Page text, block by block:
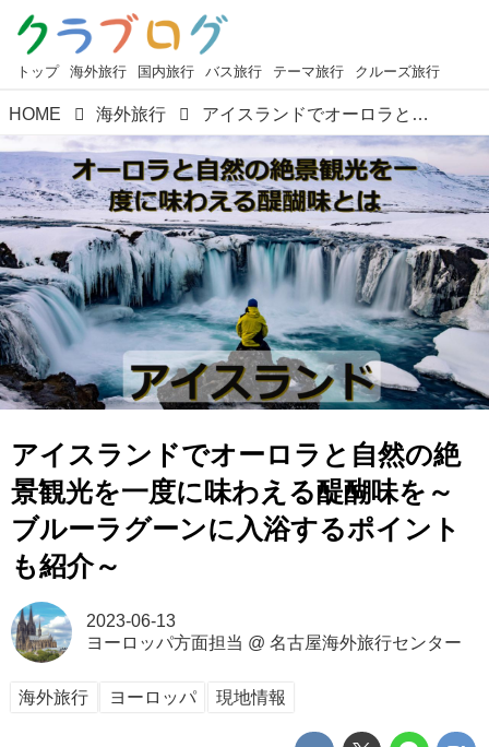
トップ 海外旅行 国内旅行 バス旅行 テーマ旅行 クルーズ旅行
HOME 海外旅行 アイスランドでオーロラと自然の絶景観光を一度に味わえる醍醐味を～ブルーラグーンに入浴するポイントも紹介～
アイスランドでオーロラと自然の絶
景観光を一度に味わえる醍醐味を～
ブルーラグーンに入浴するポイント
も紹介～
2023-06-13
ヨーロッパ方面担当 @ 名古屋海外旅行センター
海外旅行 ヨーロッパ 現地情報